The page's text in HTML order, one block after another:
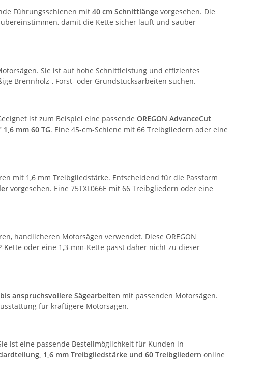
Führungsschienen mit 40 cm Schnittlänge vorgesehen. Die
damit die Kette sicher läuft und sauber
Sie ist auf hohe Schnittleistung und effizientes
Brennholz-, Forst- oder Grundstücksarbeiten suchen.
ist zum Beispiel eine passende OREGON AdvanceCut
mm 60 TG. Eine 45-cm-Schiene mit 66 Treibgliedern oder eine
mit 1,6 mm Treibgliedstärke. Entscheidend für die Passform
vorgesehen. Eine 75TXL066E mit 66 Treibgliedern oder eine
handlicheren Motorsägen verwendet. Diese OREGON
Kette oder eine 1,3-mm-Kette passt daher nicht zu dieser
anspruchsvollere Sägearbeiten mit passenden Motorsägen.
für kräftigere Motorsägen.
ist eine passende Bestellmöglichkeit für Kunden in
1,6 mm Treibgliedstärke und 60 Treibgliedern online